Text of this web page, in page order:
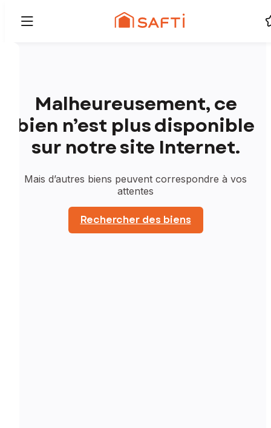
Malheureusement, ce
bien n’est plus disponible
sur notre site Internet.
Mais d’autres biens peuvent correspondre à vos
attentes
Rechercher des biens